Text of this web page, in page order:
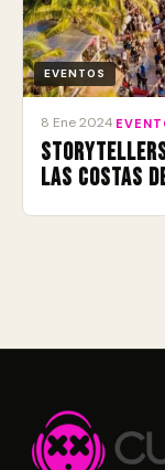
EVENTOS
8 Ene 2024
Storytellers
las costas